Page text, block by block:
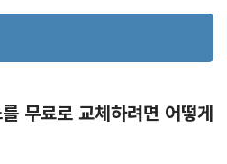
무료로 교체하려면 어떻게